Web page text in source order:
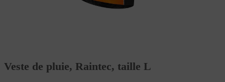
Veste de pluie, Raintec, taille L